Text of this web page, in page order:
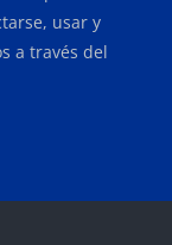
usar y
a través del